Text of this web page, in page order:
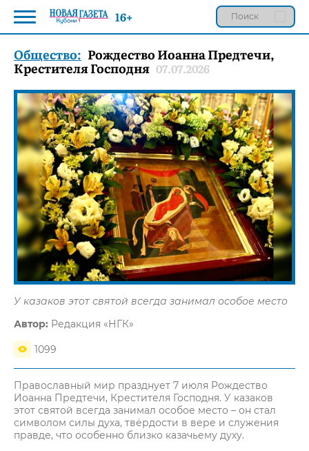
Общество: Рождество Иоанна Предтечи,
Крестителя Господня 07.07.2026
У казаков этот святой всегда занимал особое место
Автор: Редакция «НГК»
1099
Православный мир празднует 7 июля Рождество
Иоанна Предтечи, Крестителя Господня. У казаков
этот святой всегда занимал особое место – он стал
символом силы духа, твёрдости в вере и служения
правде, что особенно близко казачьему духу.
16+